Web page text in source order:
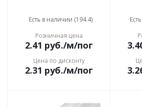
Есть в наличии (194.4)
Розничная цена
2.41 руб./м/пог
Цена по дисконту
2.31 руб./м/пог